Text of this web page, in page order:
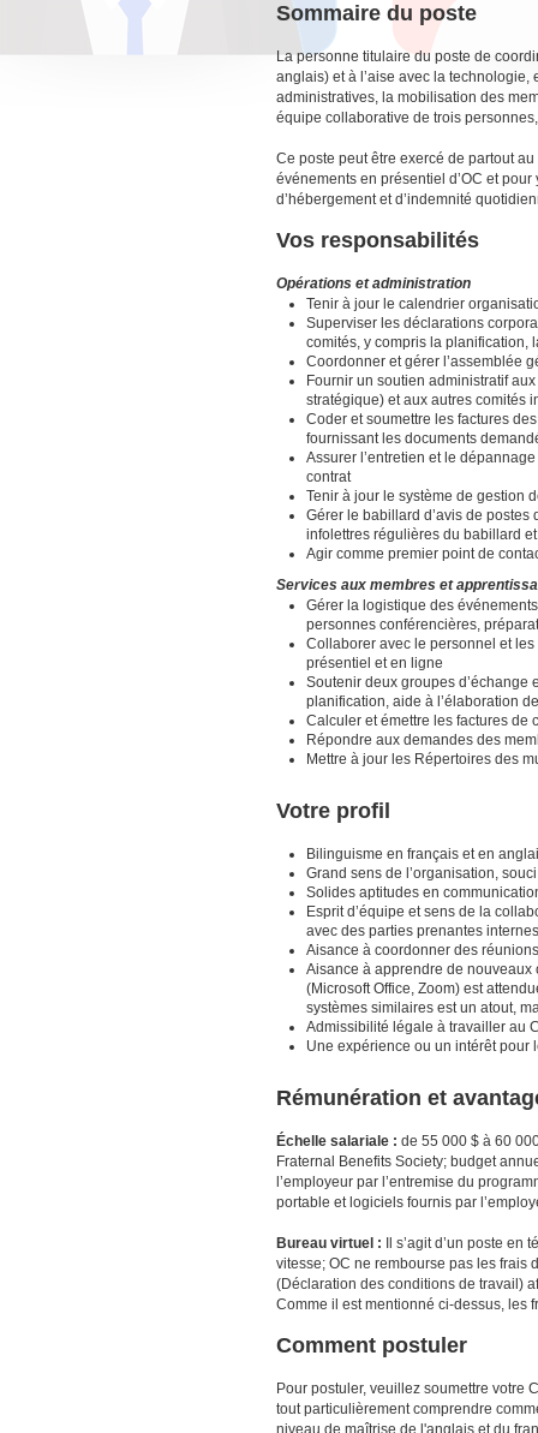
Sommaire du poste
La personne titulaire du poste de
anglais) et à l’aise avec la
administratives, la mobilisation des
équipe collaborative de trois
Ce poste peut être exercé de partout
événements en présentiel d’OC et
d’hébergement et d’indemnité
Vos responsabilités
Opérations et administration
Tenir à jour le calendrier
Superviser les déclarations
comités, y compris la planification,
Coordonner et gérer l’assemblée
Fournir un soutien administratif
stratégique) et aux autres comités
Coder et soumettre les factures
fournissant les documents
Assurer l’entretien et le
contrat
Tenir à jour le système de gestion
Gérer le babillard d’avis de postes
infolettres régulières du babillard
Agir comme premier point de
Services aux membres et
Gérer la logistique des
personnes conférencières,
Collaborer avec le personnel et
présentiel et en ligne
Soutenir deux groupes
planification, aide à l’élaboration
Calculer et émettre les factures de
Répondre aux demandes des
Mettre à jour les Répertoires des
Votre profil
Bilinguisme en français et en
Grand sens de l’organisation,
Solides aptitudes en
Esprit d’équipe et sens de la
avec des parties prenantes
Aisance à coordonner des
Aisance à apprendre de
(Microsoft Office, Zoom) est
systèmes similaires est un atout,
Admissibilité légale à travailler au
Une expérience ou un intérêt pour
Rémunération et
Échelle salariale : de 55 000 $ à 60
Fraternal Benefits Society; budget
l’employeur par l’entremise du
portable et logiciels fournis par
Bureau virtuel :
Il s’agit d’un poste
vitesse; OC ne rembourse pas les frais
(Déclaration des conditions de travail)
Comme il est mentionné ci-dessus, les
Comment postuler
Pour postuler, veuillez soumettre votre
tout particulièrement comprendre
niveau de maîtrise de l'anglais et du